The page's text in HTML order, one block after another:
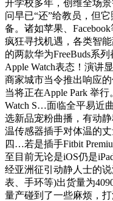
开学校多年，创维全场
问早已“还”给教员，但
备。诸如苹果、
疯狂寻找机遇，各类智
的两款华为FreeBuds系
Apple Watch表态！演讲
商家城市当令推出响应
当将正在Apple Park 举
Watch S…面临全平易近
选新品宠粉曲播，有动静
温传感器插手对体温的
四…若是插手Fitbit
至目前无论是iOS仍是
经亚洲征引动静人士的
表、手环等)出货量为
量产碰到了一些麻烦，